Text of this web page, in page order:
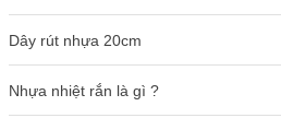
Dây rút nhựa 20cm
Nhựa nhiệt rắn là gì ?